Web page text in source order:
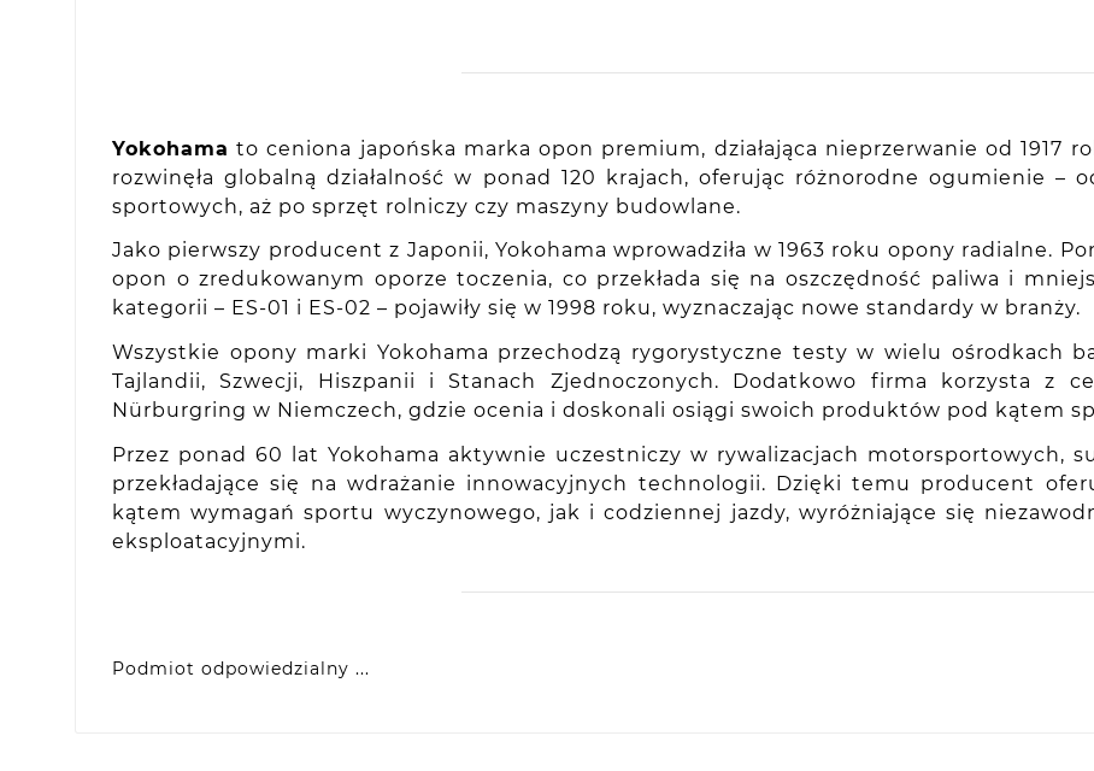
Yokohama to ceniona japońska marka opon premium, działająca nieprzerwanie od 1917
rozwinęła globalną działalność w ponad 120 krajach, oferując różnorodne ogumienie –
sportowych, aż po sprzęt rolniczy czy maszyny budowlane.
Jako pierwszy producent z Japonii, Yokohama wprowadziła w 1963 roku opony radialne.
opon o zredukowanym oporze toczenia, co przekłada się na oszczędność paliwa i
kategorii – ES-01 i ES-02 – pojawiły się w 1998 roku, wyznaczając nowe standardy w branży.
Wszystkie opony marki Yokohama przechodzą rygorystyczne testy w wielu ośrodkach
Tajlandii, Szwecji, Hiszpanii i Stanach Zjednoczonych. Dodatkowo firma korzysta z
Nürburgring w Niemczech, gdzie ocenia i doskonali osiągi swoich produktów pod kątem
Przez ponad 60 lat Yokohama aktywnie uczestniczy w rywalizacjach motorsportowych,
przekładające się na wdrażanie innowacyjnych technologii. Dzięki temu producent
kątem wymagań sportu wyczynowego, jak i codziennej jazdy, wyróżniające się
eksploatacyjnymi.
Podmiot odpowiedzialny ...